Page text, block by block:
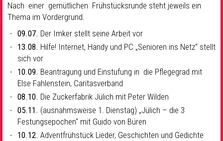
Nach einer gemütlichen Frühstücksrunde steht jeweils ein
Thema im Vordergrund.
09.07. Der Imker stellt seine Arbeit vor
13.08. Hilfe! Internet, Handy und PC „Senioren ins Netz“ stellt
sich vor
10.09. Beantragung und Einstufung in die Pflegegrad mit
Else Fahlenstein, Caritasverband
08.10. Die Zuckerfabrik Jülich mit Peter Wilden
05.11. (ausnahmsweise 1. Dienstag) „Jülich – die 3
Festungsepochen“ mit Guido von Büren
10.12. Adventfrühstück Lieder, Geschichten und Gedichte